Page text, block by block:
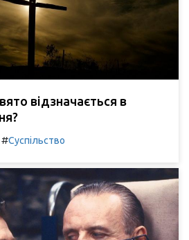
відзначається в
#Суспільство